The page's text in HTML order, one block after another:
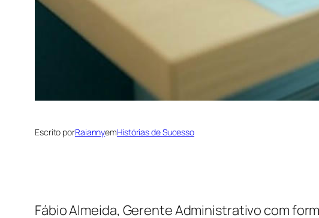
Escrito porRaiannyemHistórias de Sucesso
Fábio Almeida, Gerente Administrativo com